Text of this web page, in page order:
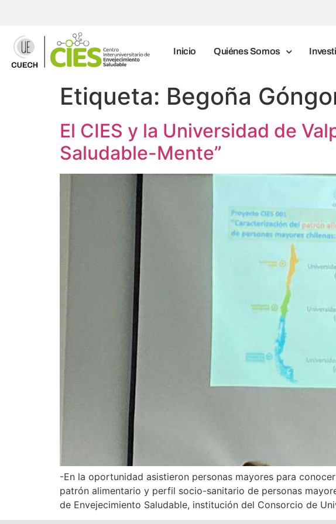
Inicio Quiénes Somos
Etiqueta: Begoña
El CIES y la Universidad de
Saludable-Mente”
-En la oportunidad asistieron personas mayores para
patrón alimentario y perfil socio-sanitario de personas
de Envejecimiento Saludable, institución del Consorcio de